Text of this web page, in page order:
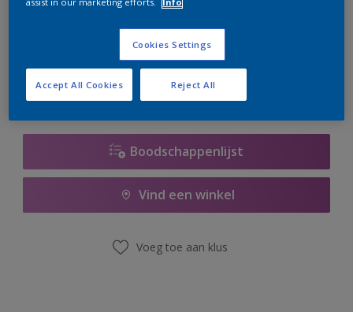
te bestellen. Houd de website in de gaten, we werken
er hard aan om de voorraad aan te vullen.
Boodschappenlijst
Vind een winkel
Voeg toe aan klus
Cookies Settings
Reject All
Accept All Cookies